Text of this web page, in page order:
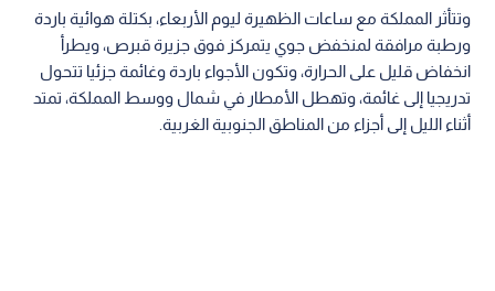
وتتأثر المملكة مع ساعات الظهيرة ليوم الأربعاء، بكتلة هوائية باردة
ورطبة مرافقة لمنخفض جوي يتمركز فوق جزيرة قبرص، ويطرأ
انخفاض قليل على الحرارة، وتكون الأجواء باردة وغائمة جزئيا تتحول
تدريجيا إلى غائمة، وتهطل الأمطار في شمال ووسط المملكة، تمتد
أثناء الليل إلى أجزاء من المناطق الجنوبية الغربية.